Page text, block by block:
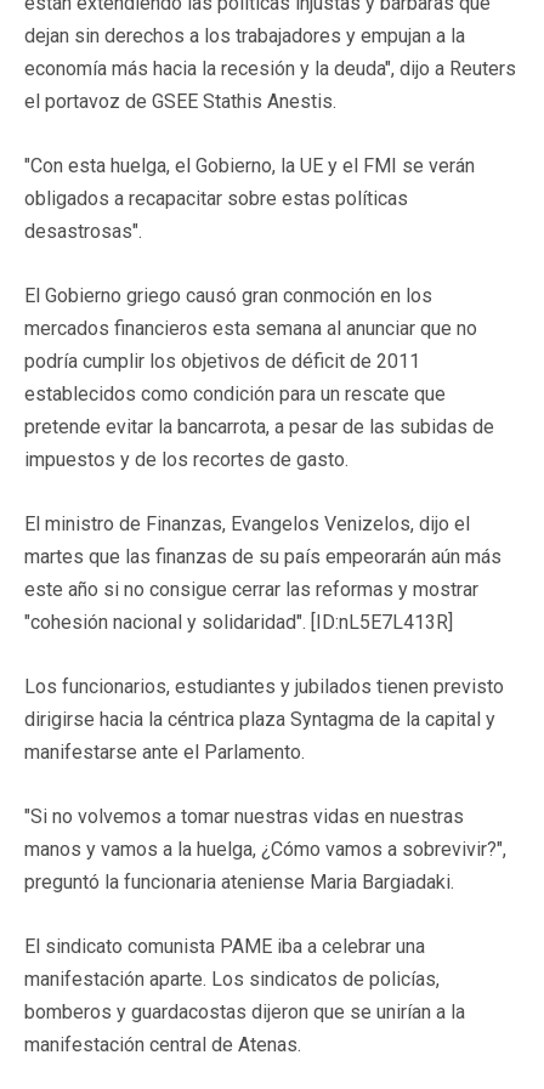
dejan sin derechos a los trabajadores y empujan a la
economía más hacia la recesión y la deuda", dijo a Reuters
el portavoz de GSEE Stathis Anestis.
"Con esta huelga, el Gobierno, la UE y el FMI se verán
obligados a recapacitar sobre estas políticas
desastrosas".
El Gobierno griego causó gran conmoción en los
mercados financieros esta semana al anunciar que no
podría cumplir los objetivos de déficit de 2011
establecidos como condición para un rescate que
pretende evitar la bancarrota, a pesar de las subidas de
impuestos y de los recortes de gasto.
El ministro de Finanzas, Evangelos Venizelos, dijo el
martes que las finanzas de su país empeorarán aún más
este año si no consigue cerrar las reformas y mostrar
"cohesión nacional y solidaridad". [ID:nL5E7L413R]
Los funcionarios, estudiantes y jubilados tienen previsto
dirigirse hacia la céntrica plaza Syntagma de la capital y
manifestarse ante el Parlamento.
"Si no volvemos a tomar nuestras vidas en nuestras
manos y vamos a la huelga, ¿Cómo vamos a sobrevivir?",
preguntó la funcionaria ateniense Maria Bargiadaki.
El sindicato comunista PAME iba a celebrar una
manifestación aparte. Los sindicatos de policías,
bomberos y guardacostas dijeron que se unirían a la
manifestación central de Atenas.